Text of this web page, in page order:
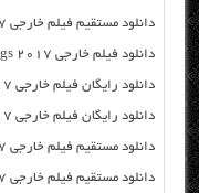
دانلود مستقیم فیلم خارجی Running Wild 2017 از سرور سایت
دانلود فیلم خارجی Rings 2017 از سرور سایت
دانلود رایگان فیلم خارجی Dunkirk 2017 با لینک مستقیم
دانلود رایگان فیلم خارجی Eloise 2017 با لینک مستقیم
دانلود مستقیم فیلم خارجی Essex Heist 2017 از سرور سایت
دانلود مستقیم فیلم خارجی Get the Girl 2017 از سرور سایت